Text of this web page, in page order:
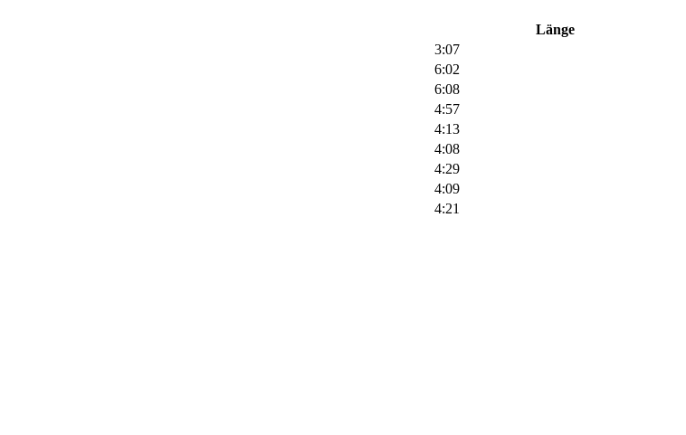
Länge
3:07
6:02
6:08
4:57
4:13
4:08
4:29
4:09
4:21